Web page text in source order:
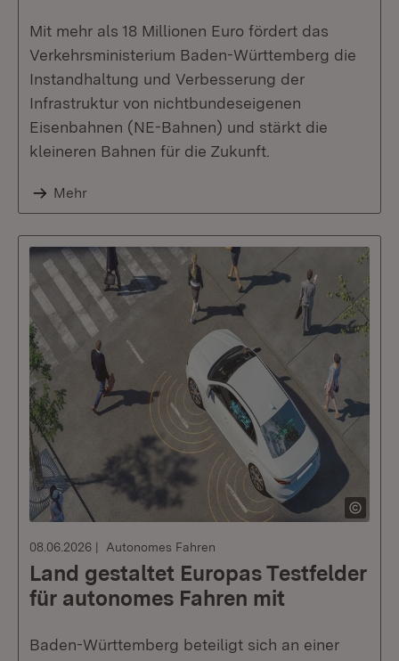
Mit mehr als 18 Millionen Euro fördert das
Verkehrsministerium Baden-Württemberg die
Instandhaltung und Verbesserung der
Infrastruktur von nichtbundeseigenen
Eisenbahnen (NE-Bahnen) und stärkt die
kleineren Bahnen für die Zukunft.
Mehr
08.06.2026 Autonomes Fahren
Land gestaltet Europas Testfelder
für autonomes Fahren mit
Baden-Württemberg beteiligt sich an einer